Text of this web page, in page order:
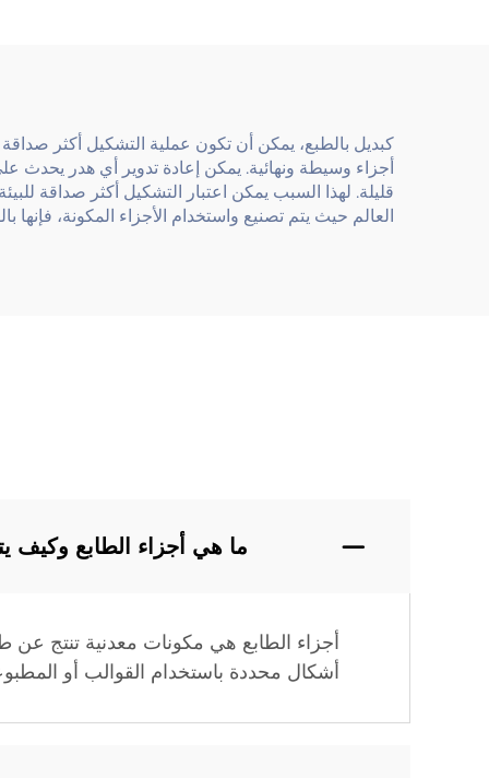
كبديل بالطبع، يمكن أن تكون عملية التشكيل أكثر
أجزاء وسيطة ونهائية. يمكن إعادة تدوير أي هدر يحدث
قليلة. لهذا السبب يمكن اعتبار التشكيل أكثر صداقة
العالم حيث يتم تصنيع واستخدام الأجزاء المكونة، فإنها
ما هي أجزاء الطابع وكيف
أجزاء الطابع هي مكونات معدنية تنتج
أشكال محددة باستخدام القوالب أو